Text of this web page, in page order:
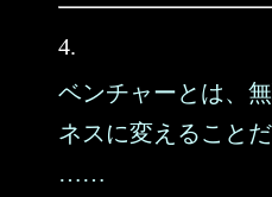
4.
ベンチャーとは、
ネスに変えることだ
……